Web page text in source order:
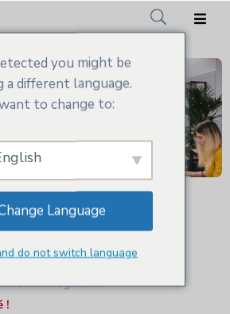
d’outils
matériel agricole
!
you might be
a different language.
to change to:
Language
do not switch language